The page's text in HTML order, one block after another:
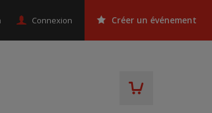
Connexion Créer un événement